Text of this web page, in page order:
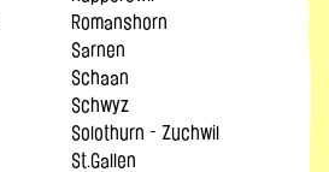
Romanshorn
Sarnen
Schaan
Schwyz
Solothurn - Zuchwil
St.Gallen